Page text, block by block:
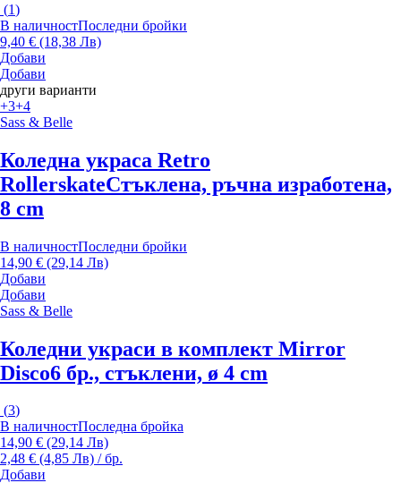
(1)
В наличностПоследни бройки
9,40 € (18,38 Лв)
Добави
Добави
други варианти
+3+4
Sass & Belle
Коледна украса Retro
RollerskateСтъклена, ръчна изработена,
8 cm
В наличностПоследни бройки
14,90 € (29,14 Лв)
Добави
Добави
Sass & Belle
Коледни украси в комплект Mirror
Disco6 бр., стъклени, ø 4 cm
(3)
В наличностПоследна бройка
14,90 € (29,14 Лв)
2,48 € (4,85 Лв) / бр.
Добави